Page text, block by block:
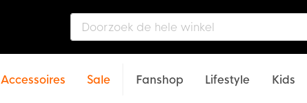
Accessoires Sale Fanshop Lifestyle Kids